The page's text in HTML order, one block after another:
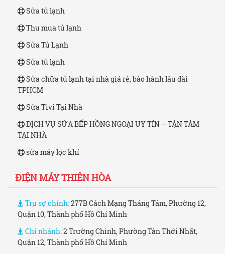
Sửa tủ lạnh
Thu mua tủ lạnh
Sửa Tủ Lạnh
Sửa tủ lạnh
Sửa chữa tủ lạnh tại nhà giá rẻ, bảo hành lâu dài
TPHCM
Sửa Tivi Tại Nhà
DỊCH VỤ SỬA BẾP HỒNG NGOẠI UY TÍN – TẬN TÂM
TẠI NHÀ
sửa máy lọc khí
ĐIỆN MÁY THIÊN HÒA
Trụ sợ chính:277B Cách Mạng Tháng Tám, Phường 12,
Quận 10, Thành phố Hồ Chí Minh
Chi nhánh:2 Trường Chinh, Phường Tân Thới Nhất,
Quận 12, Thành phố Hồ Chí Minh